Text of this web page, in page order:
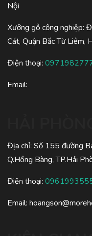
Nội
Xưởng gỗ công nghiệp:
Cát, Quận Bắc Từ Liêm,
Điện thoại:
Email:
Địa chỉ: Số 155 đường
Q.Hồng Bàng, TP.Hải
Điện thoại:
Email: